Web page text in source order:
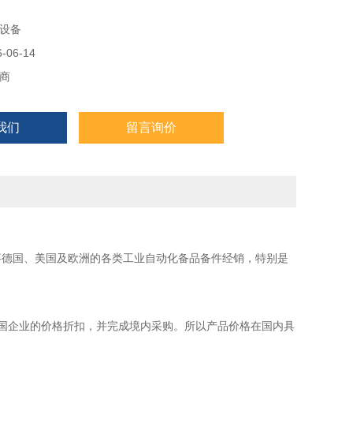
备
06-14
们 留言询价
国、美国及欧洲的各类工业自动化备品备件经销，特别是
的价格折扣，并完成境内采购。所以产品价格在国内具